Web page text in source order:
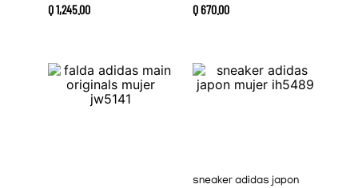
Q1,245.00 Q670.00
sneaker adidas japon